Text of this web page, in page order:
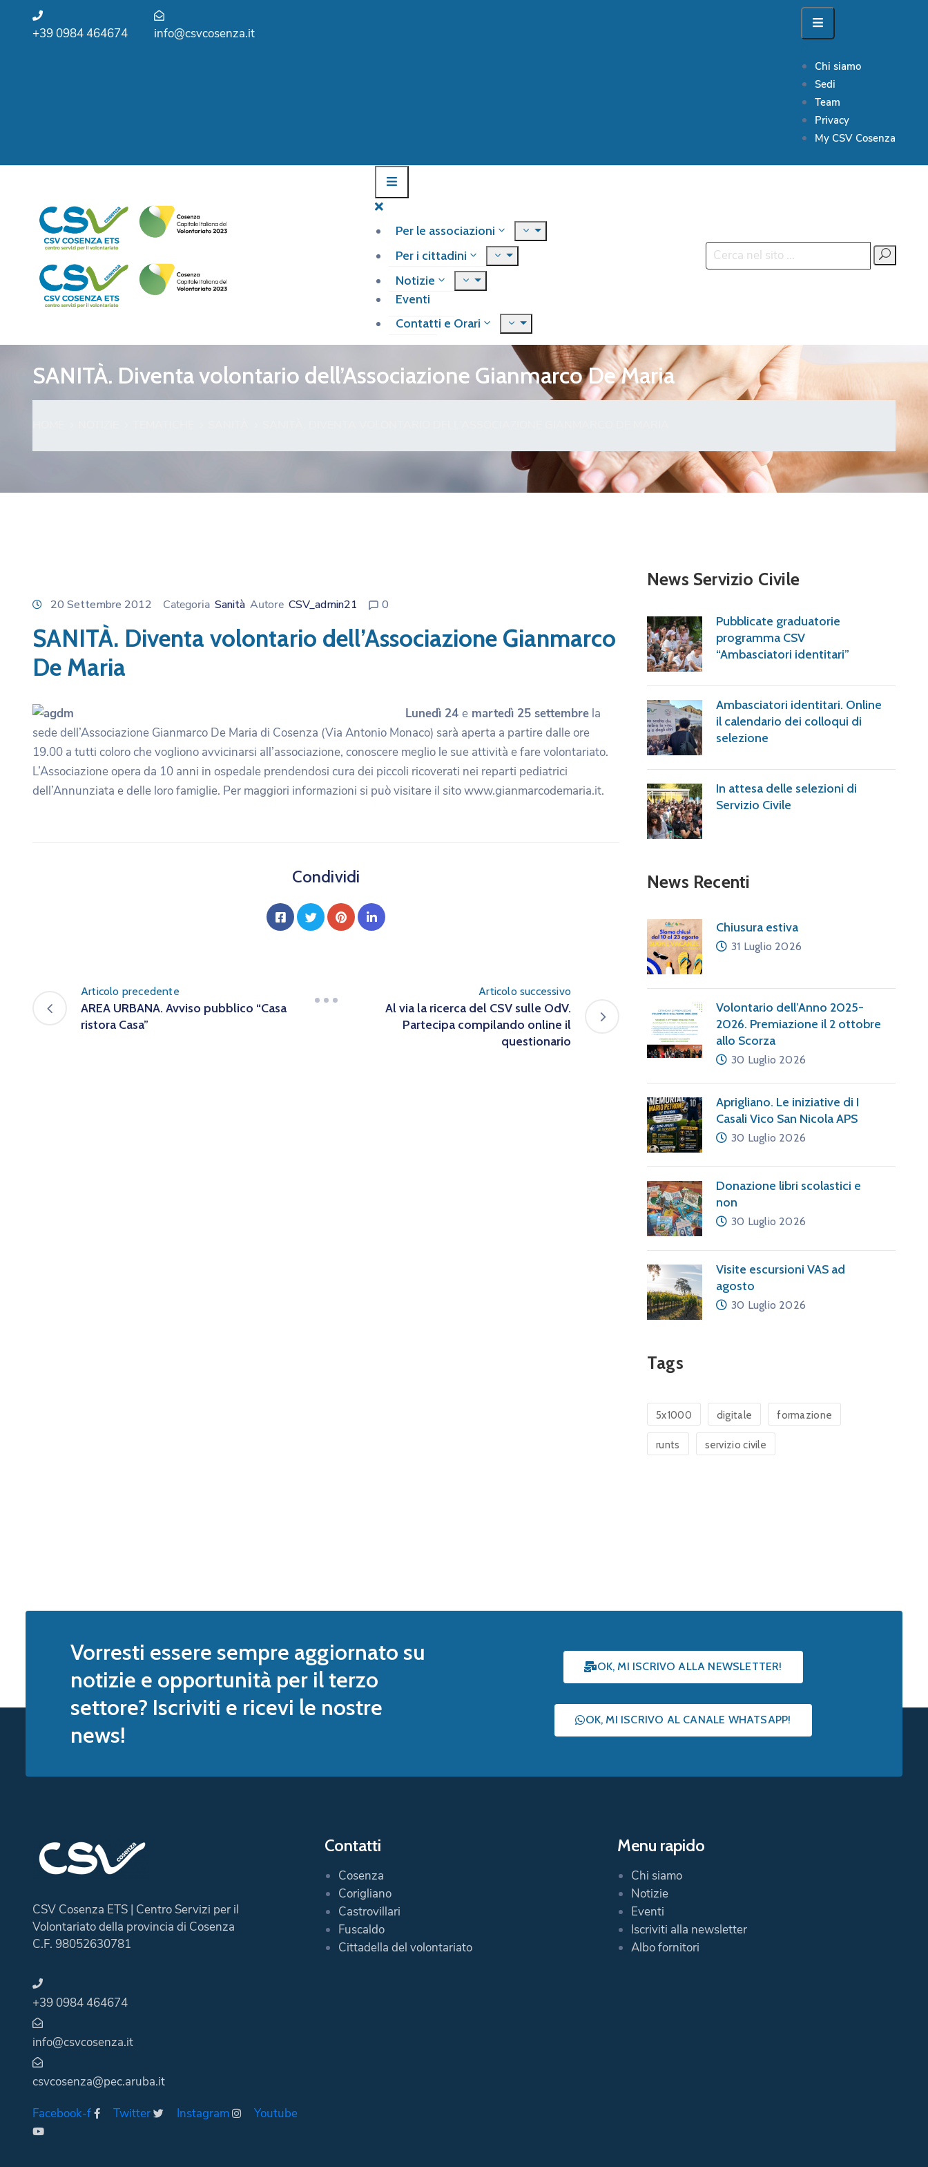
+39 0984 464674 info@csvcosenza.it
Chi siamo
Sedi
Team
Privacy
My CSV Cosenza
Per le associazioni
Per i cittadini
Notizie
Eventi
Contatti e Orari
SANITÀ. Diventa volontario dell’Associazione Gianmarco De Maria
20 Settembre 2012 Categoria Sanità Autore CSV_admin21 0
SANITÀ. Diventa volontario dell’Associazione Gianmarco
De Maria
Lunedì 24 e martedì 25 settembre la
sede dell’Associazione Gianmarco De Maria di Cosenza (Via Antonio Monaco) sarà aperta a partire dalle ore
19.00 a tutti coloro che vogliono avvicinarsi all’associazione, conoscere meglio le sue attività e fare volontariato.
L’Associazione opera da 10 anni in ospedale prendendosi cura dei piccoli ricoverati nei reparti pediatrici
dell’Annunziata e delle loro famiglie. Per maggiori informazioni si può visitare il sito www.gianmarcodemaria.it.
Condividi
Articolo precedente
AREA URBANA. Avviso pubblico “Casa
ristora Casa”
Articolo successivo
Al via la ricerca del CSV sulle OdV.
Partecipa compilando online il
questionario
News Servizio Civile
Pubblicate graduatorie
programma CSV
“Ambasciatori identitari”
Ambasciatori identitari. Online
il calendario dei colloqui di
selezione
In attesa delle selezioni di
Servizio Civile
News Recenti
Chiusura estiva
31 Luglio 2026
Volontario dell’Anno 2025-
2026. Premiazione il 2 ottobre
allo Scorza
30 Luglio 2026
Aprigliano. Le iniziative di I
Casali Vico San Nicola APS
30 Luglio 2026
Donazione libri scolastici e
non
30 Luglio 2026
Visite escursioni VAS ad
agosto
30 Luglio 2026
Tags
5x1000 digitale formazione
runts servizio civile
Vorresti essere sempre aggiornato su
notizie e opportunità per il terzo
settore? Iscriviti e ricevi le nostre
news!
OK, MI ISCRIVO ALLA NEWSLETTER!
OK, MI ISCRIVO AL CANALE WHATSAPP!
CSV Cosenza ETS | Centro Servizi per il
Volontariato della provincia di Cosenza
C.F. 98052630781
+39 0984 464674
info@csvcosenza.it
csvcosenza@pec.aruba.it
Facebook-f
Twitter Instagram Youtube
Contatti
Cosenza
Corigliano
Castrovillari
Fuscaldo
Cittadella del volontariato
Menu rapido
Chi siamo
Notizie
Eventi
Iscriviti alla newsletter
Albo fornitori